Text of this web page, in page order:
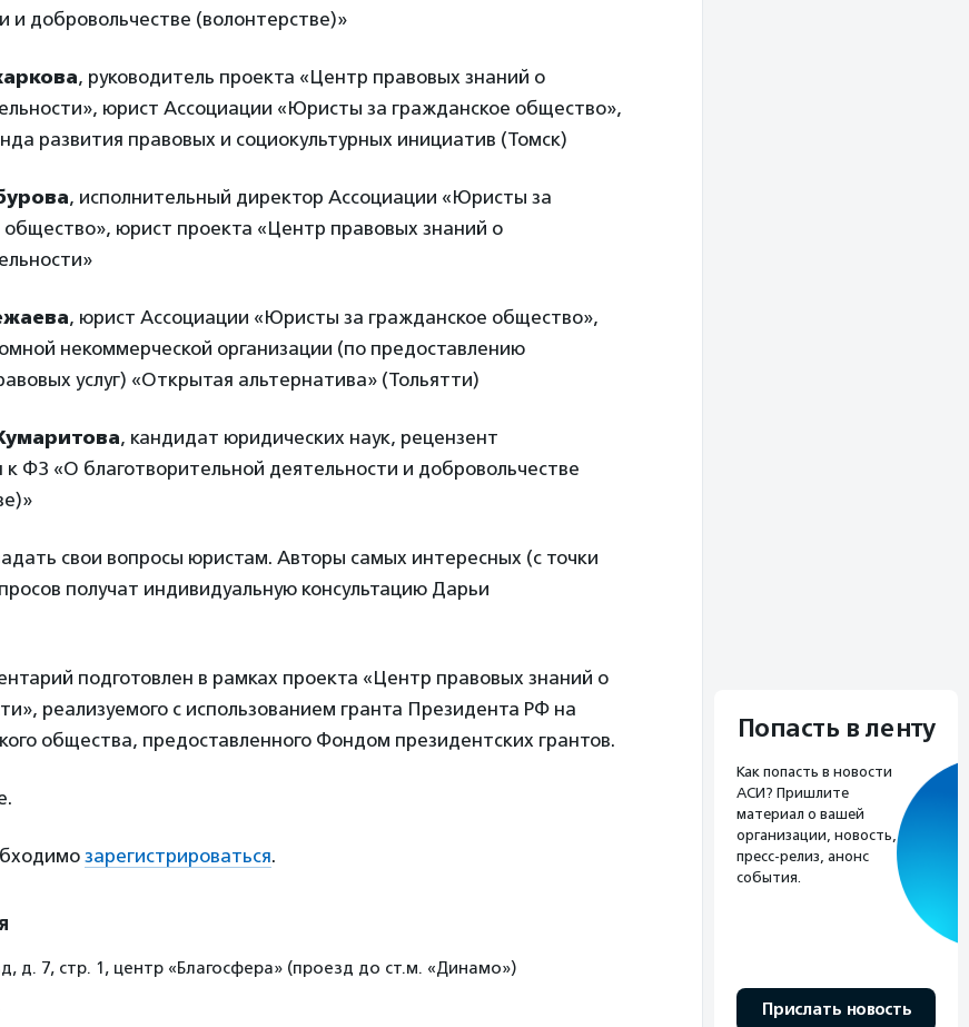
и добровольчестве (волонтерстве)»
, руководитель проекта «Центр правовых знаний о
юрист Ассоциации «Юристы за гражданское общество»,
развития правовых и социокультурных инициатив (Томск)
, исполнительный директор Ассоциации «Юристы за
общество», юрист проекта «Центр правовых знаний о
, юрист Ассоциации «Юристы за гражданское общество»,
некоммерческой организации (по предоставлению
услуг) «Открытая альтернатива» (Тольятти)
, кандидат юридических наук, рецензент
ФЗ «О благотворительной деятельности и добровольчестве
свои вопросы юристам. Авторы самых интересных (с точки
получат индивидуальную консультацию Дарьи
подготовлен в рамках проекта «Центр правовых знаний о
реализуемого с использованием гранта Президента РФ на
общества, предоставленного Фондом президентских грантов.
зарегистрироваться.
д. 7, стр. 1, центр «Благосфера» (проезд до ст.м. «Динамо»)
Попасть в ленту
Как попасть в новости
АСИ? Пришлите
материал о вашей
организации, новость,
пресс-релиз, анонс
события.
Прислать новость